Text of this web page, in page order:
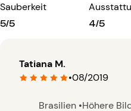
Sauberkeit
5/5
4/5
Tatiana M.
•08/2019
Brasilien •Höhere